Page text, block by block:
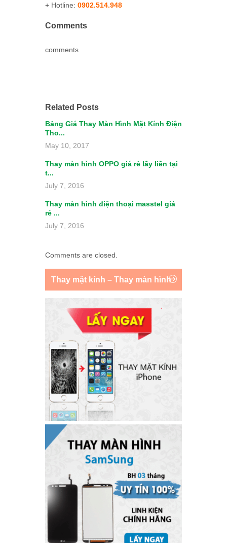
+ Hotline: 0902.514.948
Comments
comments
Related Posts
Bảng Giá Thay Màn Hình Mặt Kính Điện
Tho...
May 10, 2017
Thay màn hình OPPO giá rẻ lấy liền tại
t...
July 7, 2016
Thay màn hình điện thoại masstel giá
rẻ ...
July 7, 2016
Comments are closed.
Thay mặt kính – Thay màn hình